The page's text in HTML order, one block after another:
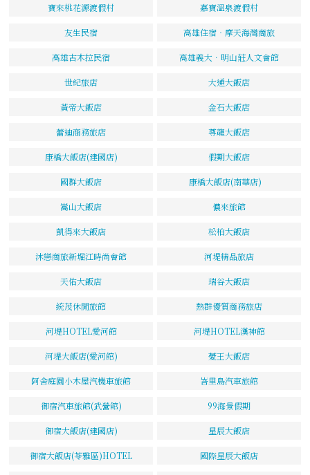
寶來桃花源渡假村 嘉寶溫泉渡假村
友生民宿 高雄住宿‧摩天海灣商旅
高雄古木拉民宿 高雄義大．明山莊人文會館
世紀旅店 大通大飯店
黃帝大飯店 金石大飯店
蕾迪商務旅店 尊龍大飯店
康橋大飯店(建國店) 假期大飯店
國群大飯店 康橋大飯店(南華店)
嵩山大飯店 儂來旅館
凱得來大飯店 松柏大飯店
沐戀商旅新堀江時尚會館 河堤精品旅店
天佑大飯店 瑞谷大飯店
統茂休閒旅館 熱群優質商務旅店
河堤HOTEL愛河館 河堤HOTEL漢神館
河堤大飯店(愛河館) 薆王大飯店
阿舍庭園小木屋汽機車旅館 峇里島汽車旅館
御宿汽車旅館(武營館) 99海景假期
御宿大飯店(建國店) 星辰大飯店
御宿大飯店(苓雅區)HOTEL 國際星辰大飯店